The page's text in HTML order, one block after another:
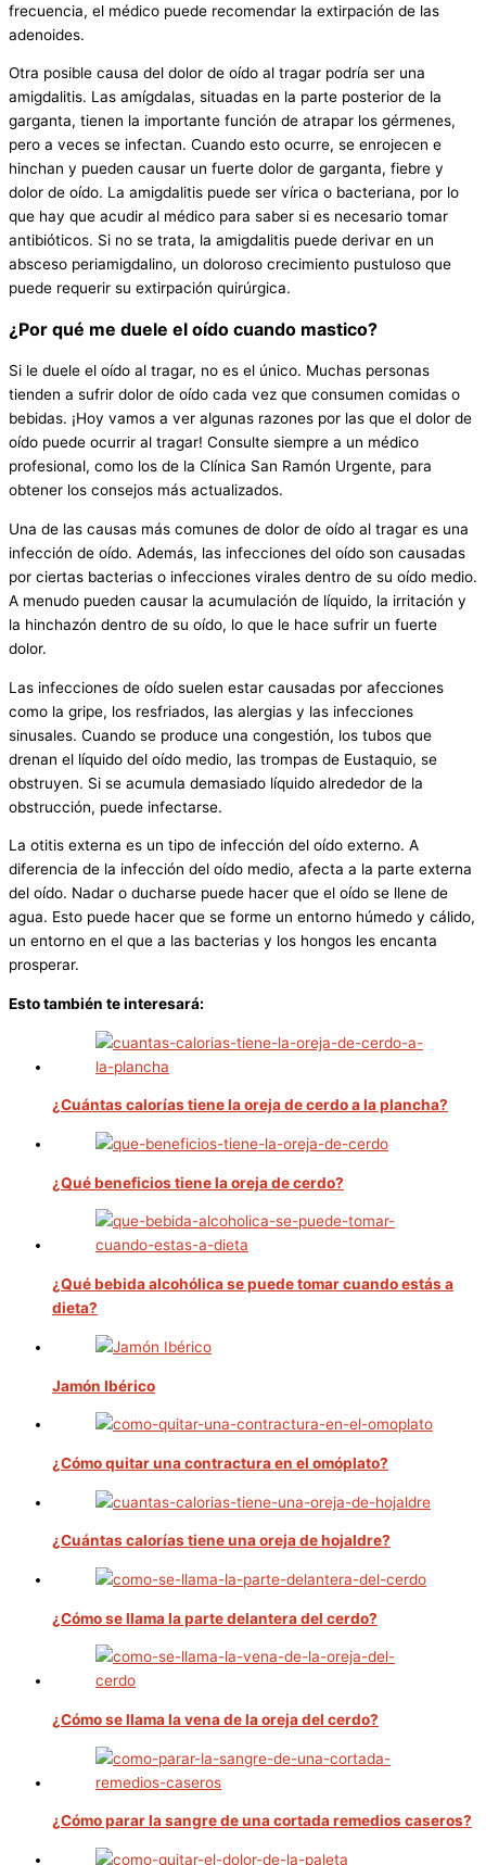
frecuencia, el médico puede recomendar la extirpación de las
adenoides.
Otra posible causa del dolor de oído al tragar podría ser una
amigdalitis. Las amígdalas, situadas en la parte posterior de la
garganta, tienen la importante función de atrapar los gérmenes,
pero a veces se infectan. Cuando esto ocurre, se enrojecen e
hinchan y pueden causar un fuerte dolor de garganta, fiebre y
dolor de oído. La amigdalitis puede ser vírica o bacteriana, por lo
que hay que acudir al médico para saber si es necesario tomar
antibióticos. Si no se trata, la amigdalitis puede derivar en un
absceso periamigdalino, un doloroso crecimiento pustuloso que
puede requerir su extirpación quirúrgica.
¿Por qué me duele el oído cuando mastico?
Si le duele el oído al tragar, no es el único. Muchas personas
tienden a sufrir dolor de oído cada vez que consumen comidas o
bebidas. ¡Hoy vamos a ver algunas razones por las que el dolor de
oído puede ocurrir al tragar! Consulte siempre a un médico
profesional, como los de la Clínica San Ramón Urgente, para
obtener los consejos más actualizados.
Una de las causas más comunes de dolor de oído al tragar es una
infección de oído. Además, las infecciones del oído son causadas
por ciertas bacterias o infecciones virales dentro de su oído medio.
A menudo pueden causar la acumulación de líquido, la irritación y
la hinchazón dentro de su oído, lo que le hace sufrir un fuerte
dolor.
Las infecciones de oído suelen estar causadas por afecciones
como la gripe, los resfriados, las alergias y las infecciones
sinusales. Cuando se produce una congestión, los tubos que
drenan el líquido del oído medio, las trompas de Eustaquio, se
obstruyen. Si se acumula demasiado líquido alrededor de la
obstrucción, puede infectarse.
La otitis externa es un tipo de infección del oído externo. A
diferencia de la infección del oído medio, afecta a la parte externa
del oído. Nadar o ducharse puede hacer que el oído se llene de
agua. Esto puede hacer que se forme un entorno húmedo y cálido,
un entorno en el que a las bacterias y los hongos les encanta
prosperar.
Esto también te interesará:
¿Cuántas calorías tiene la oreja de cerdo a la plancha?
¿Qué beneficios tiene la oreja de cerdo?
¿Qué bebida alcohólica se puede tomar cuando estás a
dieta?
Jamón Ibérico
¿Cómo quitar una contractura en el omóplato?
¿Cuántas calorías tiene una oreja de hojaldre?
¿Cómo se llama la parte delantera del cerdo?
¿Cómo se llama la vena de la oreja del cerdo?
¿Cómo parar la sangre de una cortada remedios caseros?